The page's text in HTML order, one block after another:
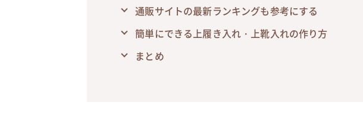
通販サイトの最新ランキングも参考にする
簡単にできる上履き入れ・上靴入れの作り方
まとめ